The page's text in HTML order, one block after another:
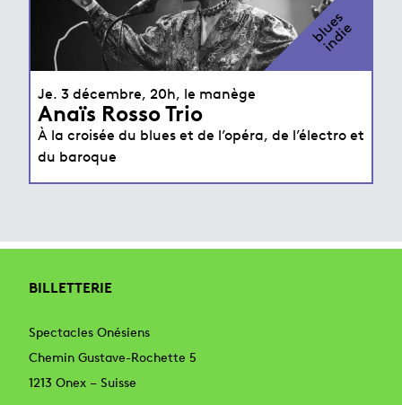
blues
indie
Je. 3 décembre, 20h, le manège
Anaïs Rosso Trio
À la croisée du blues et de l’opéra, de l’électro et
du baroque
BILLETTERIE
Spectacles Onésiens
Chemin Gustave-Rochette 5
1213 Onex – Suisse